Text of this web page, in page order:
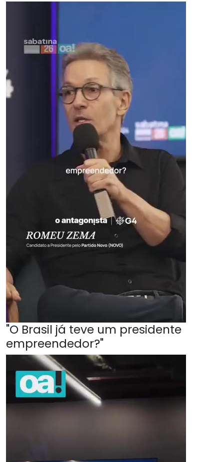
"O Brasil já teve um presidente
empreendedor?"